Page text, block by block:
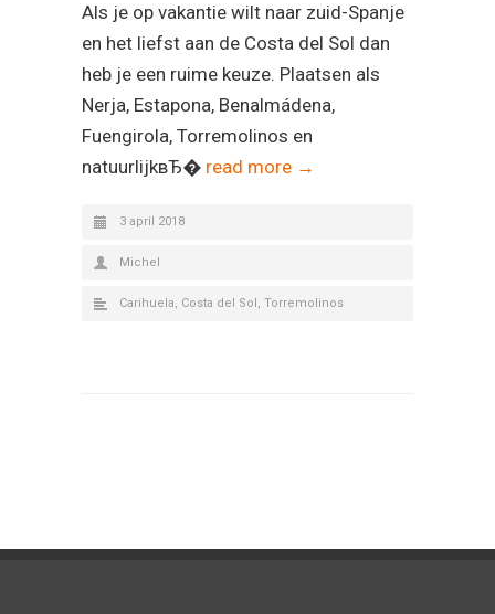
Als je op vakantie wilt naar zuid-Spanje
en het liefst aan de Costa del Sol dan
heb je een ruime keuze. Plaatsen als
Nerja, Estapona, Benalmádena,
Fuengirola, Torremolinos en
natuurlijkвЂ� read more →
3 april 2018
Michel
Carihuela, Costa del Sol , Torremolinos